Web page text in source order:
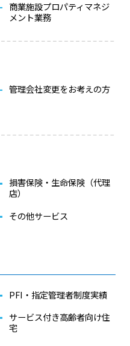
商業施設プロパティマネジ
メント業務
管理会社変更をお考えの方
損害保険・生命保険（代理
店）
その他サービス
PFI・指定管理者制度実績
サービス付き高齢者向け住
宅